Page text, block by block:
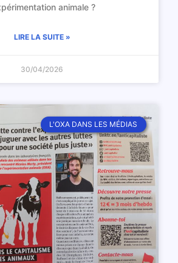
animale ?
LIRE LA SUITE »
30/04/2026
L'OXA DANS LES MÉDIAS